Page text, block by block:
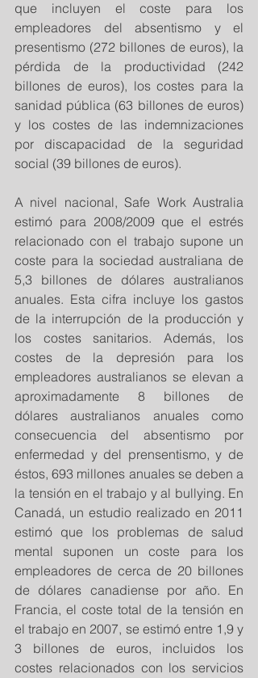
que incluyen el coste para los
empleadores del absentismo y el
presentismo (272 billones de euros), la
pérdida de la productividad (242
billones de euros), los costes para la
sanidad pública (63 billones de euros)
y los costes de las indemnizaciones
por discapacidad de la seguridad
social (39 billones de euros).
A nivel nacional, Safe Work Australia
estimó para 2008/2009 que el estrés
relacionado con el trabajo supone un
coste para la sociedad australiana de
5,3 billones de dólares australianos
anuales. Esta cifra incluye los gastos
de la interrupción de la producción y
los costes sanitarios. Además, los
costes de la depresión para los
empleadores australianos se elevan a
aproximadamente 8 billones de
dólares australianos anuales como
consecuencia del absentismo por
enfermedad y del prensentismo, y de
éstos, 693 millones anuales se deben a
la tensión en el trabajo y al bullying. En
Canadá, un estudio realizado en 2011
estimó que los problemas de salud
mental suponen un coste para los
empleadores de cerca de 20 billones
de dólares canadiense por año. En
Francia, el coste total de la tensión en
el trabajo en 2007, se estimó entre 1,9 y
3 billones de euros, incluidos los
costes relacionados con los servicios